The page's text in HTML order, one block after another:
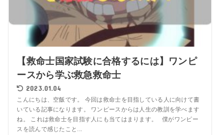
【救命士国家試験に合格するには】ワンピ
ースから学ぶ救急救命士
2023.01.04
こんにちは、空飯です。 今回は救命士を目指している人に向けて書
いている記事になります。 ワンピースからは人生の教訓を学べます
ね。 これは救命士を目指す人にも当てはまります。 僕がワンピー
スを読んで感じたこと...